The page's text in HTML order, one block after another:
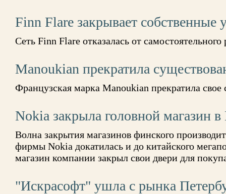
Finn Flare закрывает собственные
Сеть Finn Flare отказалась от
Manoukian прекратила
Французская марка Manoukian прекратила свое
Nokia закрыла головной магазин
Волна закрытия магазинов финского
фирмы Nokia докатилась и до китайского
магазин компании закрыл свои двери для
"Искрасофт" ушла с рынка